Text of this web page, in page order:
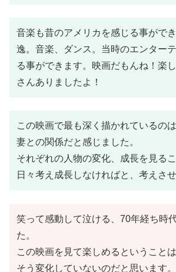
音楽も昔のアメリカを感じる事がで
逸。音楽、ダンス。当時のエンター
る事ができます。映画だもんね！楽
さんありましたよ！
この映画で最も深く描かれているの
妻との関係だと感じました。
それぞれの人物の変化、成長を見る
日々考え成長しなければと、考えさ
笑って感動して泣ける、70年経ち時
た。
この映画を見て楽しめるということ
そう変化していないのだと思います。